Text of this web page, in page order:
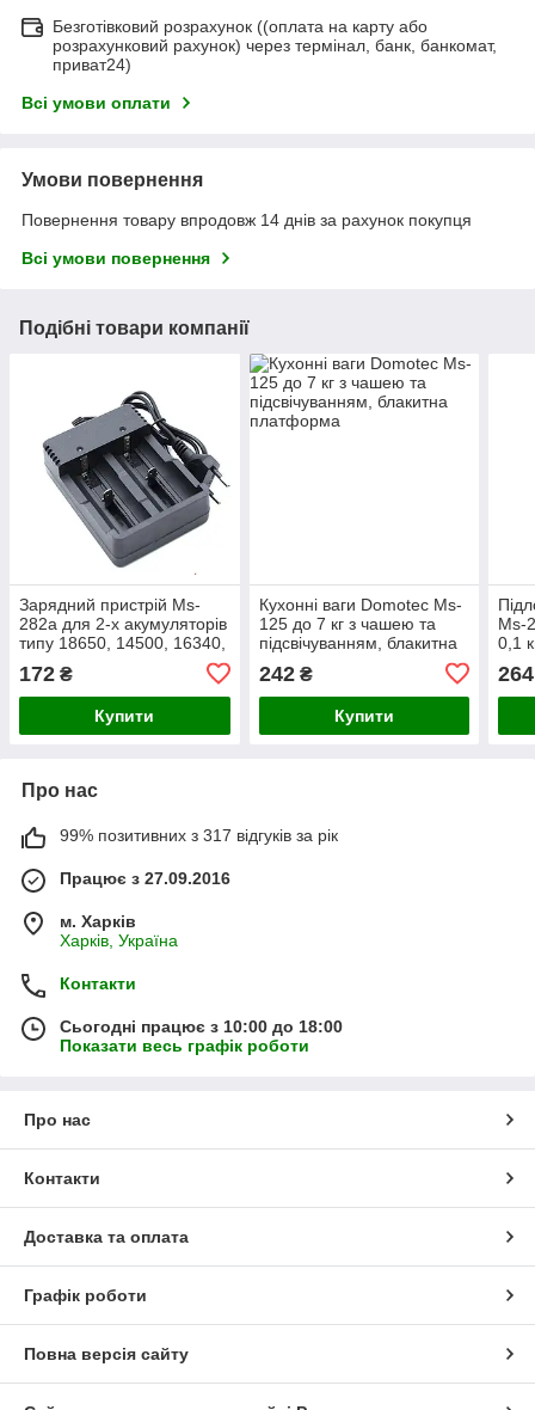
Безготівковий розрахунок ((оплата на карту або
розрахунковий рахунок) через термінал, банк, банкомат,
приват24)
Всі умови оплати
Умови повернення
Повернення товару впродовж 14 днів за рахунок покупця
Всі умови повернення
Подібні товари компанії
Зарядний пристрій Ms-
282a для 2-х акумуляторів
типу 18650, 14500, 16340,
172 ₴
Купити
Кухонні ваги Domotec Ms-
125 до 7 кг з чашею та
підсвічуванням, блакитна
242₴
Купити
Ms-
0,1
264
Про нас
99% позитивних з 317 відгуків за рік
Працює з 27.09.2016
м. Харків
Харків, Україна
Контакти
Сьогодні працює з 10:00 до 18:00
Показати весь графік роботи
Про нас
Контакти
Доставка та оплата
Графік роботи
Повна версія сайту